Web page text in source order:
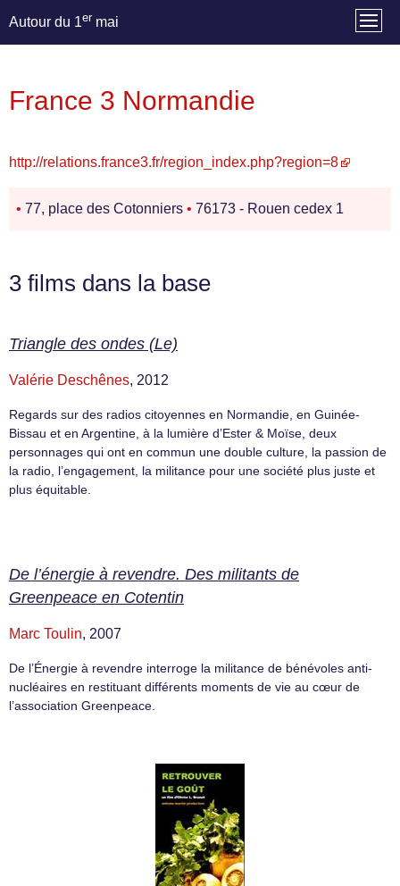
Autour du 1er mai
France 3 Normandie
http://relations.france3.fr/region_index.php?region=8
• 77, place des Cotonniers • 76173 - Rouen cedex 1
3 films dans la base
Triangle des ondes (Le)
Valérie Deschênes, 2012
Regards sur des radios citoyennes en Normandie, en Guinée-
Bissau et en Argentine, à la lumière d’Ester & Moïse, deux
personnages qui ont en commun une double culture, la passion de
la radio, l’engagement, la militance pour une société plus juste et
plus équitable.
De l’énergie à revendre. Des militants de
Greenpeace en Cotentin
Marc Toulin, 2007
De l’Énergie à revendre interroge la militance de bénévoles anti-
nucléaires en restituant différents moments de vie au cœur de
l’association Greenpeace.